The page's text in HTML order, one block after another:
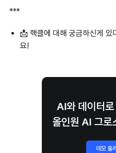
***
📩 핵클에 대해 궁금하신게 있
요!
AI와 데이터
올인원 AI 그로
데모 둘